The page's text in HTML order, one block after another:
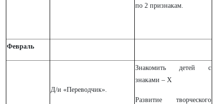
по 2 признакам.
Февраль
Д/и «Переводчик».
Знакомить детей с
знаками – Х
Развитие творческого